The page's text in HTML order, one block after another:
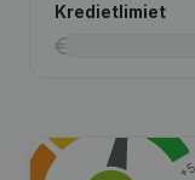
Kredietlimiet